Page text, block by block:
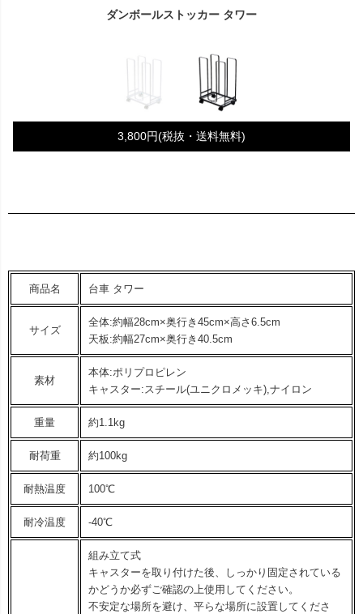
ダンボールストッカー タワー
3,800円(税抜・送料無料)
商品名 台車 タワー
サイズ
全体:約幅28cm×奥行き45cm×高さ6.5cm
天板:約幅27cm×奥行き40.5cm
素材
本体:ポリプロピレン
キャスター:スチール(ユニクロメッキ),ナイロン
重量 約1.1kg
耐荷重 約100kg
耐熱温度 100℃
耐冷温度 -40℃
組み立て式
キャスターを取り付けた後、しっかり固定されている
かどうか必ずご確認の上使用してください。
不安定な場所を避け、平らな場所に設置してくださ